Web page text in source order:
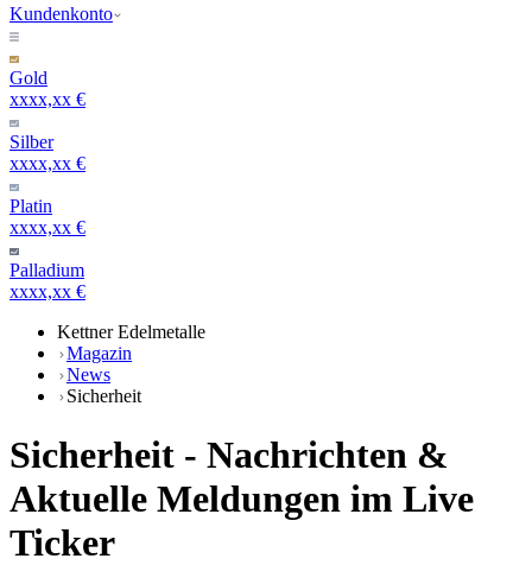
Kundenkonto
Gold
xxxx,xx €
Silber
xxxx,xx €
Platin
xxxx,xx €
Palladium
xxxx,xx €
Kettner Edelmetalle
Magazin
News
Sicherheit
Sicherheit - Nachrichten &
Aktuelle Meldungen im Live
Ticker